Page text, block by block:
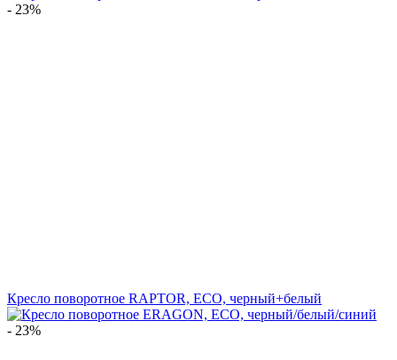
- 23%
Кресло поворотное RAPTOR, ECO, черный+белый
- 23%